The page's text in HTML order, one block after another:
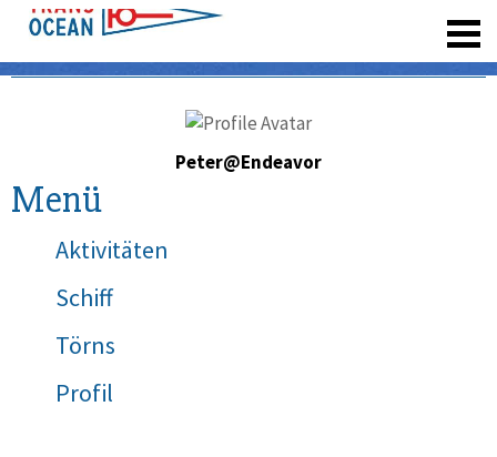
Peter@Endeavor
Menü
Aktivitäten
Schiff
Törns
Profil